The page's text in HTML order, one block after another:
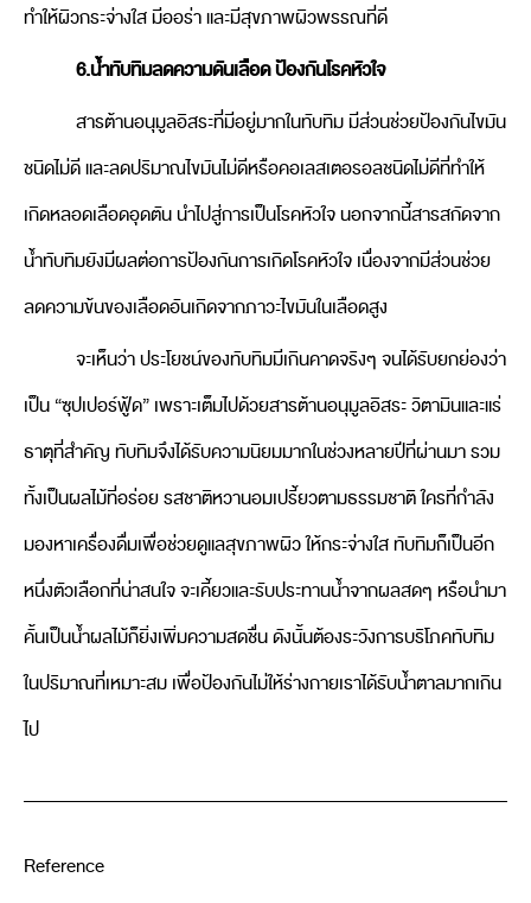
ทำให้ผิวกระจ่างใส มีออร่า และมีสุขภาพผิวพรรณที่ดี
6.น้ำทับทิมลดความดันเลือด ป้องกันโรคหัวใจ
สารต้านอนุมูลอิสระที่มีอยู่มากในทับทิม มีส่วนช่วยป้องกันไขมัน
ชนิดไม่ดี และลดปริมาณไขมันไม่ดีหรือคอเลสเตอรอลชนิดไม่ดีที่ทำให้
เกิดหลอดเลือดอุดตัน นำไปสู่การเป็นโรคหัวใจ นอกจากนี้สารสกัดจาก
น้ำทับทิมยังมีผลต่อการป้องกันการเกิดโรคหัวใจ เนื่องจากมีส่วนช่วย
ลดความข้นของเลือดอันเกิดจากภาวะไขมันในเลือดสูง
จะเห็นว่า ประโยชน์ของทับทิมมีเกินคาดจริงๆ จนได้รับยกย่องว่า
เป็น “ซุปเปอร์ฟู้ด” เพราะเต็มไปด้วยสารต้านอนุมูลอิสระ วิตามินและแร่
ธาตุที่สำคัญ ทับทิมจึงได้รับความนิยมมากในช่วงหลายปีที่ผ่านมา รวม
ทั้งเป็นผลไม้ที่อร่อย รสชาติหวานอมเปรี้ยวตามธรรมชาติ ใครที่กำลัง
มองหาเครื่องดื่มเพื่อช่วยดูแลสุขภาพผิว ให้กระจ่างใส ทับทิมก็เป็นอีก
หนึ่งตัวเลือกที่น่าสนใจ จะเคี้ยวและรับประทานน้ำจากผลสดๆ หรือนำมา
คั้นเป็นน้ำผลไม้ก็ยิ่งเพิ่มความสดชื่น ดังนั้นต้องระวังการบริโภคทับทิม
ในปริมาณที่เหมาะสม เพื่อป้องกันไม่ให้ร่างกายเราได้รับน้ำตาลมากเกิน
ไป
Reference